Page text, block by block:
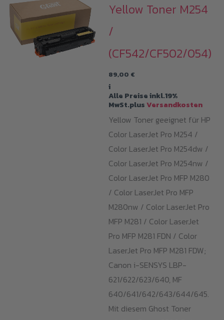
Yellow Toner M254
/
(CF542/CF502/054)
89,00 €
i
Alle Preise inkl.19%
MwSt.plusVersandkosten
Yellow Toner geeignet für HP
Color LaserJet Pro M254 /
Color LaserJet Pro M254dw /
Color LaserJet Pro M254nw /
Color LaserJet Pro MFP M280
/ Color LaserJet Pro MFP
M280nw / Color LaserJet Pro
MFP M281 / Color LaserJet
Pro MFP M281 FDN / Color
LaserJet Pro MFP M281 FDW;
Canon i-SENSYS LBP-
621/622/623/640, MF
640/641/642/643/644/645.
Mit diesem Ghost Toner